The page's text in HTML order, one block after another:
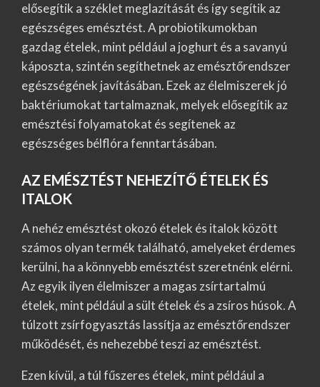
elősegítik a széklet meglazítását és így segítik az
egészséges emésztést. A probiotikumokban
gazdag ételek, mint például a joghurt és a savanyú
káposzta, szintén segíthetnek az emésztőrendszer
egészségének javításában. Ezek az élelmiszerek jó
baktériumokat tartalmaznak, melyek elősegítik az
emésztési folyamatokat és segítenek az
egészséges bélflóra fenntartásában.
AZ EMÉSZTÉST NEHEZÍTŐ ÉTELEK ÉS
ITALOK
A nehéz emésztést okozó ételek és italok között
számos olyan termék található, amelyeket érdemes
kerülni, ha a könnyebb emésztést szeretnénk elérni.
Az egyik ilyen élelmiszer a magas zsírtartalmú
ételek, mint például a sült ételek és a zsíros húsok. A
túlzott zsírfogyasztás lassítja az emésztőrendszer
működését, és nehezebbé teszi az emésztést.
Ezen kívül, a túl fűszeres ételek, mint például a